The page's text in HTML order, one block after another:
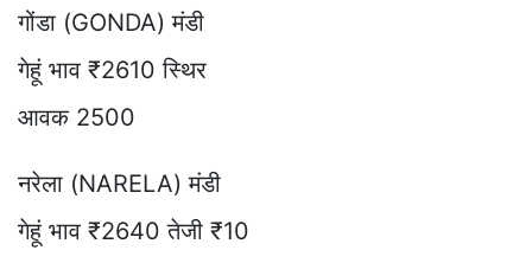
गोंडा (GONDA) मंडी
गेहूं भाव ₹2610 स्थिर
आवक 2500
नरेला (NARELA) मंडी
गेहूं भाव ₹2640 तेजी ₹10